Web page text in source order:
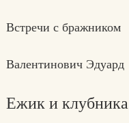
Встречи с бражником
Валентинович Эдуард
Ежик и клубника